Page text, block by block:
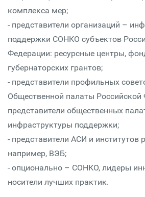
комплекса мер;
- представители организаций –
поддержки СОНКО субъектов
Федерации: ресурсные центры,
губернаторских грантов;
- представители профильных
Общественной палаты Российской
представители общественных
инфраструктуры поддержки;
- представители АСИ и институтов
например, ВЭБ;
- опционально – СОНКО, лидеры
носители лучших практик.